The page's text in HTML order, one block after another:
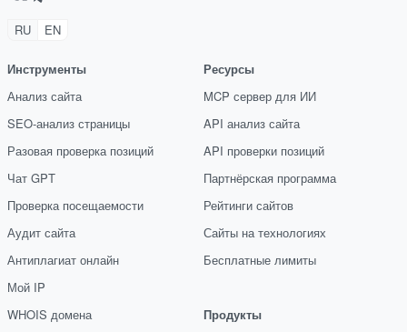
RU EN
Инструменты
Анализ сайта
SEO-анализ страницы
Разовая проверка позиций
Чат GPT
Проверка посещаемости
Аудит сайта
Антиплагиат онлайн
Мой IP
WHOIS домена
Ресурсы
MCP сервер для ИИ
API анализ сайта
API проверки позиций
Партнёрская программа
Рейтинги сайтов
Сайты на технологиях
Бесплатные лимиты
Продукты